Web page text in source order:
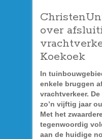
over
Koekoek
In
enkele bruggen
vrachtverkeer.
zo’n vijftig jaar
Met het
tegenwoordig
aan de huidige